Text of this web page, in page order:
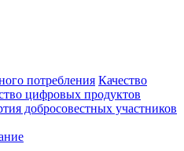
потребления Качество
цифровых продуктов
добросовестных участников